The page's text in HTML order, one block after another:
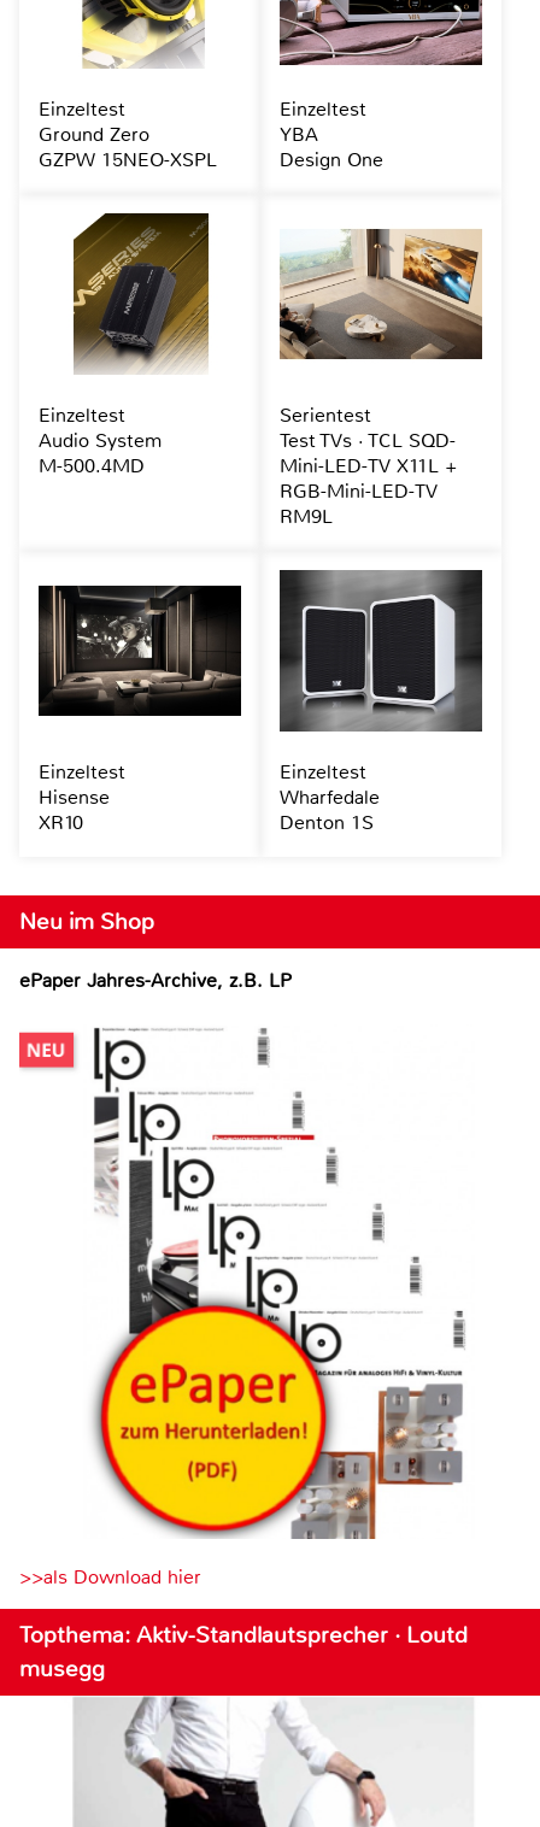
Neu im Shop
ePaper Jahres-Archive, z.B. LP
>>als Download hier
Topthema: Aktiv-Standlautsprecher · Loutd
musegg
Einzeltest
Ground Zero
GZPW 15NEO-XSPL
Einzeltest
YBA
Design One
Einzeltest
Audio System
M-500.4MD
Serientest
Test TVs · TCL SQD-
Mini-LED-TV X11L +
RGB-Mini-LED-TV
RM9L
Einzeltest
Hisense
XR10
Einzeltest
Wharfedale
Denton 1S